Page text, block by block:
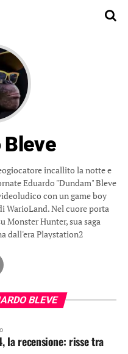
Bleve
incallito la notte e
Eduardo "Dundam" Bleve
con un game boy
WarioLand. Nel cuore porta
Hunter, sua saga
dall'era Playstation2
BLEVE
la recensione: risse tra